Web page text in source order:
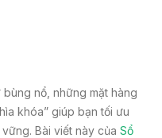
nổ, những mặt hàng
khóa” giúp bạn tối ưu
Bài viết này của Sổ